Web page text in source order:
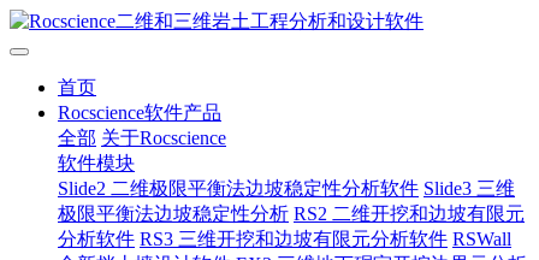
首页
Rocscience软件产品
全部 关于Rocscience
软件模块
Slide2 二维极限平衡法边坡稳定性分析软件 Slide3 三维
极限平衡法边坡稳定性分析 RS2 二维开挖和边坡有限元
分析软件 RS3 三维开挖和边坡有限元分析软件 RSWall